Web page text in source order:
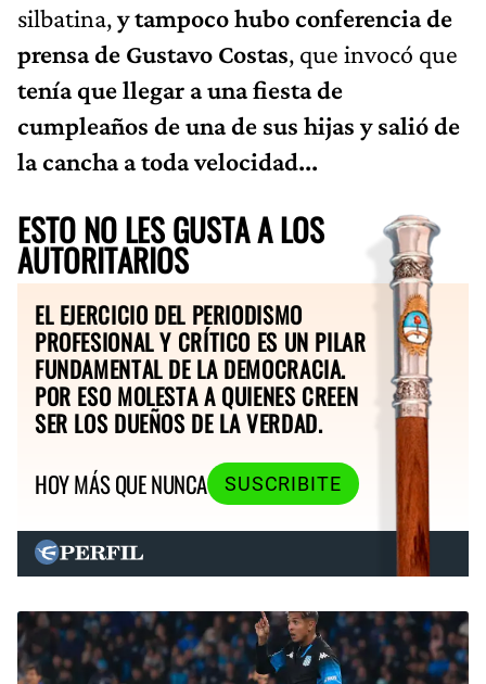
silbatina,y tampoco hubo conferencia de
prensa de Gustavo Costas, que invocó que
tenía que llegar a una fiesta de
cumpleaños de una de sus hijas y salió de
la cancha a toda velocidad...
ESTO NO LES GUSTA A LOS
AUTORITARIOS
EL EJERCICIO DEL PERIODISMO
PROFESIONAL Y CRÍTICO ES UN PILAR
FUNDAMENTAL DE LA DEMOCRACIA.
POR ESO MOLESTA A QUIENES CREEN
SER LOS DUEÑOS DE LA VERDAD.
HOY MÁS QUE NUNCA
SUSCRIBITE